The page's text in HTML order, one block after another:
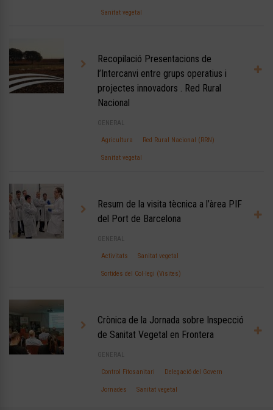
Sanitat vegetal
Recopilació Presentacions de
l’Intercanvi entre grups operatius i
projectes innovadors . Red Rural
Nacional
GENERAL
Agricultura Red Rural Nacional (RRN)
Sanitat vegetal
Resum de la visita tècnica a l’àrea PIF
del Port de Barcelona
GENERAL
Activitats Sanitat vegetal
Sortides del Col·legi (Visites)
Crònica de la Jornada sobre Inspecció
de Sanitat Vegetal en Frontera
GENERAL
Control Fitosanitari Delegació del Govern
Jornades Sanitat vegetal